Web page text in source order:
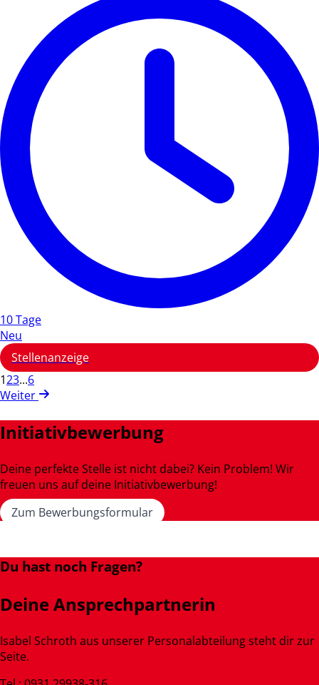
10 Tage
Neu
Stellenanzeige
123...6
Weiter
Initiativbewerbung
Deine perfekte Stelle ist nicht dabei? Kein Problem! Wir
freuen uns auf deine Initiativbewerbung!
Zum Bewerbungsformular
Du hast noch Fragen?
Deine Ansprechpartnerin
Isabel Schroth aus unserer Personalabteilung steht dir zur
Seite.